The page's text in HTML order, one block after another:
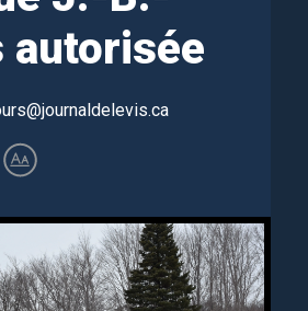
autorisée
@journaldelevis.ca